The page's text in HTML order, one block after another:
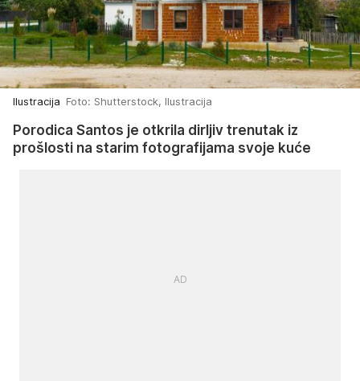
Ilustracija Foto: Shutterstock, Ilustracija
Porodica Santos je otkrila dirljiv trenutak iz
prošlosti na starim fotografijama svoje kuće